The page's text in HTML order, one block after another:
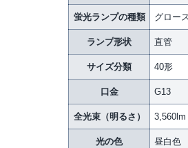
蛍光ランプの種類 グロー
ランプ形状 直管
サイズ分類 40形
口金 G13
全光束（明るさ） 3,560lm
光の色 昼白色